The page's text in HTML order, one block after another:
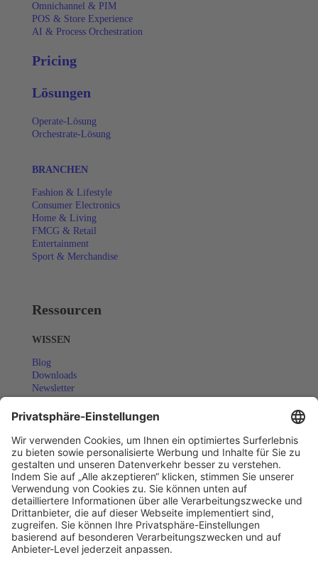
Omnichannel & PIM
POS & Store Experience
AI & Process Orchestration
Pricing
Lösungen
Operate-Lösung
Orchestrate-Lösung
BRANCHEN
Fashion & Lifestyle
Consumer Electronics
Home & Living
FMCG & Retail
Entertainment
Sport & Merchandise
Ressourcen
WISSEN
Blog
Downloads
Newsletter
COMMUNITY
Eventkalender
Webinare
SUPPORT
Dokumentation (EN)